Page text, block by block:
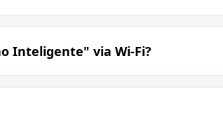
Inteligente" via Wi-Fi?